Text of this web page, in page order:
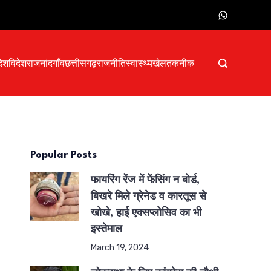
विदेशराजनांदगाँवछत्तीसगढ़राजनीतिस्वास्थ्यखेलतकनीक
Popular Posts
फायरिंग रेंज में फेंसिंग न बोर्ड,
बिखरे मिले ग्रेनेड व कारतूस से
खोखे, हाई एक्सप्लोसिव का भी
इस्तेमाल
March 19, 2024